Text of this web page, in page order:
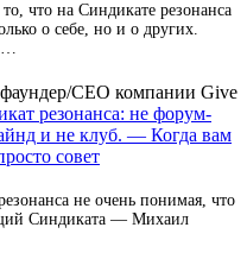
что на Синдикате резонанса
о себе, но и о других.
фаундер/СЕО компании Give
резонанса: не форум-
и не клуб. — Когда вам
совет
не очень понимая, что
Синдиката — Михаил